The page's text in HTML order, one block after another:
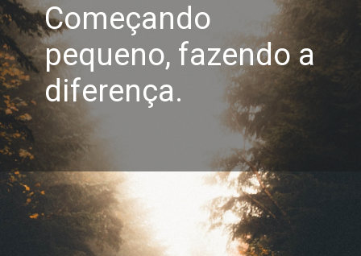
Começando
pequeno, fazendo a
diferença.